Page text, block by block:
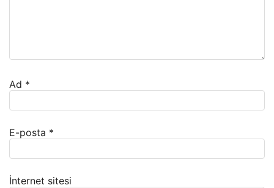
Ad *
E-posta *
İnternet sitesi